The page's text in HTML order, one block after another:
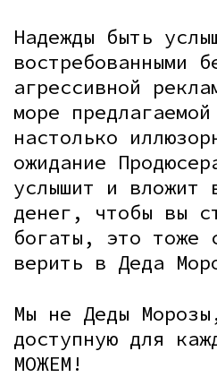
Надежды быть
востребованными
агрессивной
море
настолько
ожидание
услышит и вложит
денег, чтобы вы
богаты, это тоже
верить в Деда
Мы не Деды
доступную для
МОЖЕМ!